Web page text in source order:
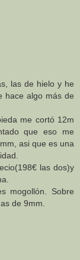
las de hielo y he
hace algo más de
me cortó 12m
que eso me
asi que es una
las dos)y
mogollón. Sobre
de 9mm.